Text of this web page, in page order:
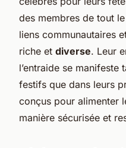
des membres de tout
liens communautaires
riche et diverse. Leur
l’entraide se manifeste
festifs que dans leurs
conçus pour alimenter
manière sécurisée et